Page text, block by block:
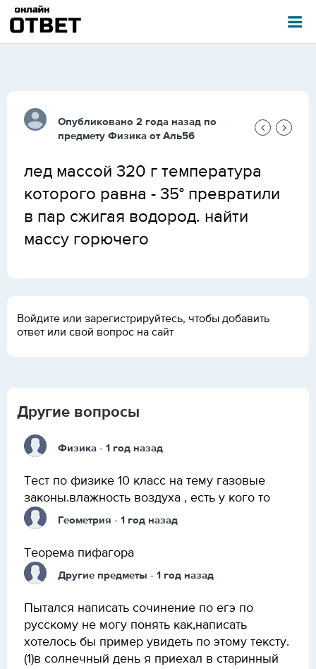
Опубликовано 2 года назад по
предмету Физика от Аль56
лед массой 320 г температура
которого равна - 35° превратили
в пар сжигая водород. найти
массу горючего
Войдите или зарегистрируйтесь, чтобы добавить
ответ или свой вопрос на сайт
Другие вопросы
Физика - 1 год назад
Тест по физике 10 класс на тему газовые
законы.влажность воздуха , есть у кого то
Геометрия - 1 год назад
Теорема пифагора
Другие предметы - 1 год назад
Пытался написать сочинение по егэ по
русскому не могу понять как,написать
хотелось бы пример увидеть по этому тексту.
(1)в солнечный день я приехал в старинный